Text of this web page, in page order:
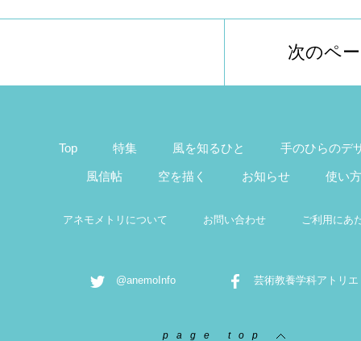
次のペ
Top 特集 風を知るひと 手のひらのデ
風信帖 空を描く お知らせ 使い方
アネモメトリについて お問い合わせ ご利用にあ
@anemoInfo 芸術教養学科アトリエ
page top